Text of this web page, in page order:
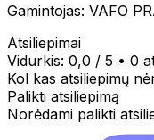
Gamintojas: VAFO
Atsiliepimai
Vidurkis: 0,0 / 5 • 0
Kol kas atsiliepimų
Palikti atsiliepimą
Norėdami palikti